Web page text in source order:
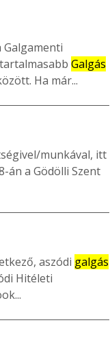
Galgás
Ha már...
munkával, itt
án a Gödölli Szent
aszódi galgás
Hitéleti